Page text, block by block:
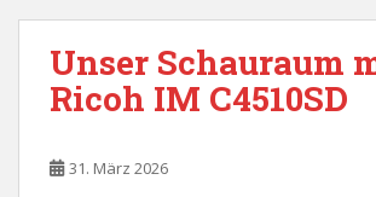
Unser Schauraum
Ricoh IM C4510SD
31. März 2026